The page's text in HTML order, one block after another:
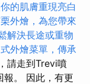
的肌膚重現亮白
外燴，為您帶來
解決長途或重物
外燴菜單，傳承
請走到Trevi噴
報。 因此，有更